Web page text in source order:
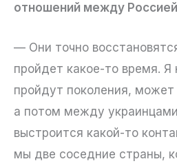
отношений между
— Они точно
пройдет какое-то время.
пройдут поколения, может
а потом между
выстроится какой-то
мы две соседние страны,